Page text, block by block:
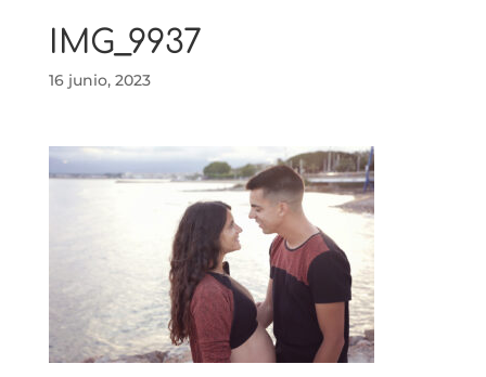
IMG_9937
16 junio, 2023